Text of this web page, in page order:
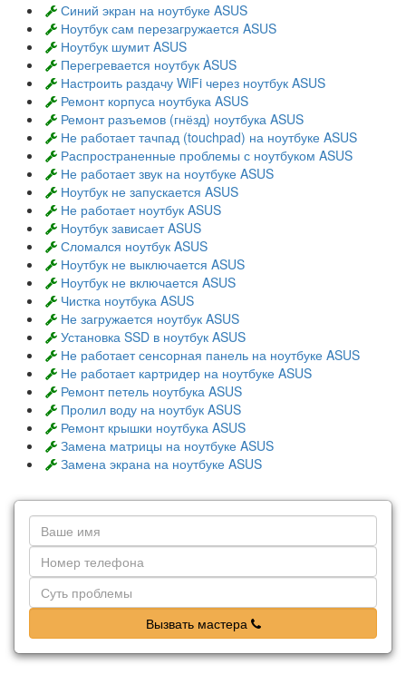
Синий экран на ноутбуке ASUS
Ноутбук сам перезагружается ASUS
Ноутбук шумит ASUS
Перегревается ноутбук ASUS
Настроить раздачу WiFi через ноутбук ASUS
Ремонт корпуса ноутбука ASUS
Ремонт разъемов (гнёзд) ноутбука ASUS
Не работает тачпад (touchpad) на ноутбуке ASUS
Распространенные проблемы с ноутбуком ASUS
Не работает звук на ноутбуке ASUS
Ноутбук не запускается ASUS
Не работает ноутбук ASUS
Ноутбук зависает ASUS
Сломался ноутбук ASUS
Ноутбук не выключается ASUS
Ноутбук не включается ASUS
Чистка ноутбука ASUS
Не загружается ноутбук ASUS
Установка SSD в ноутбук ASUS
Не работает сенсорная панель на ноутбуке ASUS
Не работает картридер на ноутбуке ASUS
Ремонт петель ноутбука ASUS
Пролил воду на ноутбук ASUS
Ремонт крышки ноутбука ASUS
Замена матрицы на ноутбуке ASUS
Замена экрана на ноутбуке ASUS
Вызвать мастера